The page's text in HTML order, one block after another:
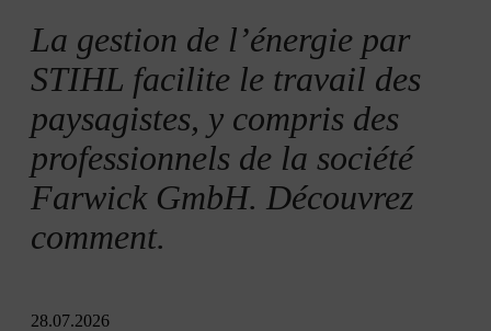
La gestion de l’énergie par
STIHL facilite le travail des
paysagistes, y compris des
professionnels de la société
Farwick GmbH. Découvrez
comment.
28.07.2026